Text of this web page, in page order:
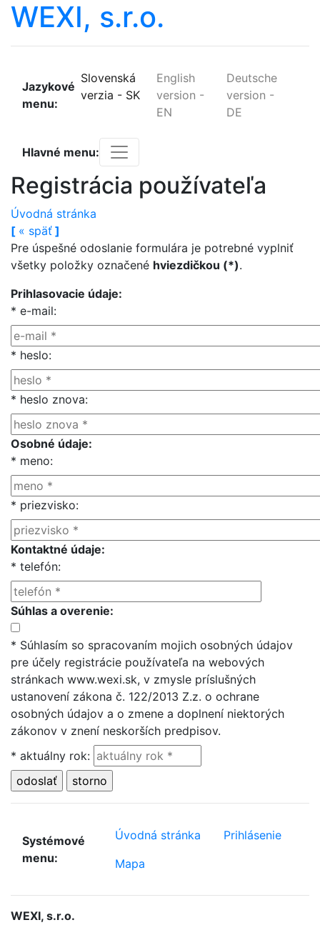
WEXI, s.r.o.
Jazykové
menu:
Slovenská
verzia - SK
English
version -
EN
Deutsche
version -
DE
Hlavné menu:
Registrácia používateľa
Úvodná stránka
[ « späť ]
Pre úspešné odoslanie formulára je potrebné vyplniť
všetky položky označené hviezdičkou (*).
Prihlasovacie údaje:
* e-mail:
* heslo:
* heslo znova:
Osobné údaje:
* meno:
* priezvisko:
Kontaktné údaje:
* telefón:
Súhlas a overenie:
* Súhlasím so spracovaním mojich osobných údajov
pre účely registrácie používateľa na webových
stránkach www.wexi.sk, v zmysle príslušných
ustanovení zákona č. 122/2013 Z.z. o ochrane
osobných údajov a o zmene a doplnení niektorých
zákonov v znení neskorších predpisov.
* aktuálny rok:
Systémové
menu:
Úvodná stránka
Prihlásenie
Mapa
WEXI, s.r.o.